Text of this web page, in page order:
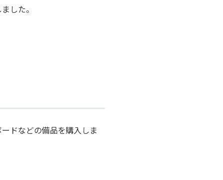
した。
ドなどの備品を購入しま